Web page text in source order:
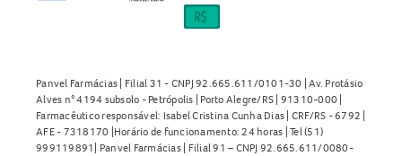
Panvel Farmácias | Filial 31 - CNPJ 92.665.611/0101-30 | Av. Protásio
Alves n° 4194 subsolo - Petrópolis | Porto Alegre/RS | 91310-000 |
Farmacêutico responsável: Isabel Cristina Cunha Dias | CRF/RS - 6792 |
AFE - 7318170 |Horário de funcionamento: 24 horas | Tel (51)
999119891| Panvel Farmácias | Filial 91 – CNPJ 92.665.611/0080-